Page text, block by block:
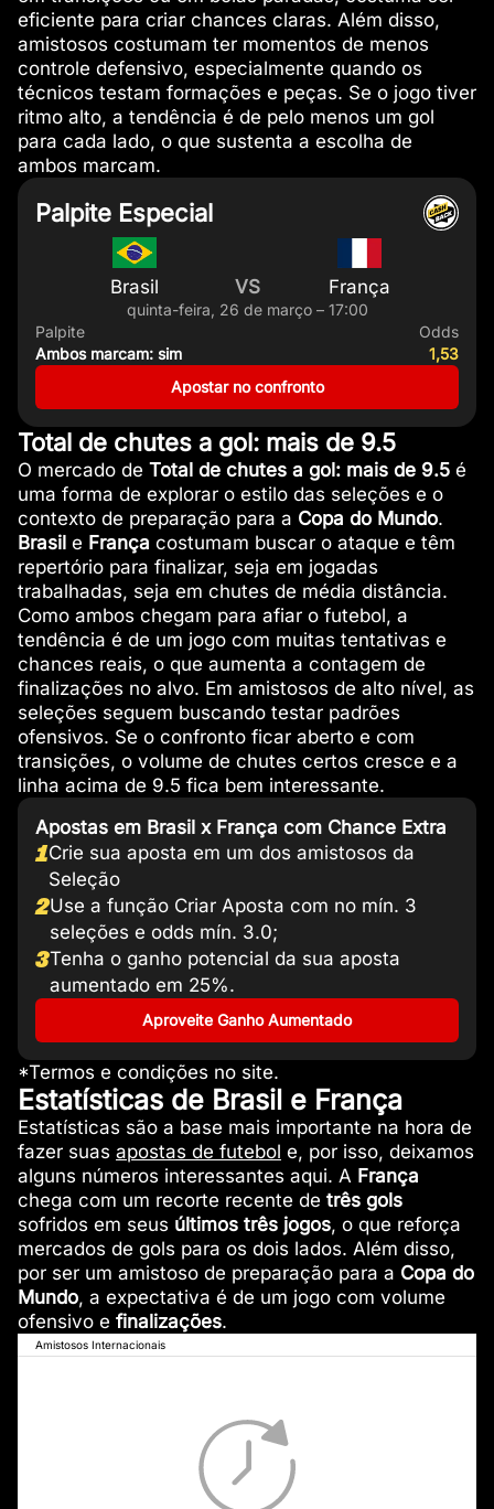
eficiente para criar chances claras. Além disso,
amistosos costumam ter momentos de menos
controle defensivo, especialmente quando os
técnicos testam formações e peças. Se o jogo tiver
ritmo alto, a tendência é de pelo menos um gol
para cada lado, o que sustenta a escolha de
ambos marcam.
Palpite Especial
Brasil VS França
quinta-feira, 26 de março – 17:00
Palpite
Ambos marcam: sim
Odds
1,53
Apostar no confronto
Total de chutes a gol: mais de 9.5
O mercado de Total de chutes a gol: mais de 9.5é
uma forma de explorar o estilo das seleções e o
contexto de preparação para a Copa do Mundo.
Brasil e França costumam buscar o ataque e têm
repertório para finalizar, seja em jogadas
trabalhadas, seja em chutes de média distância.
Como ambos chegam para afiar o futebol, a
tendência é de um jogo com muitas tentativas e
chances reais, o que aumenta a contagem de
finalizações no alvo. Em amistosos de alto nível, as
seleções seguem buscando testar padrões
ofensivos. Se o confronto ficar aberto e com
transições, o volume de chutes certos cresce e a
linha acima de 9.5 fica bem interessante.
Apostas em Brasil x França com Chance Extra
1Crie sua aposta em um dos amistosos da
Seleção
2Use a função Criar Aposta com no mín. 3
seleções e odds mín. 3.0;
3Tenha o ganho potencial da sua aposta
aumentado em 25%.
Aproveite Ganho Aumentado
*Termos e condições no site.
Estatísticas de Brasil e França
Estatísticas são a base mais importante na hora de
fazer suas apostas de futebol e, por isso, deixamos
alguns números interessantes aqui. A França
chega com um recorte recente de três gols
sofridos em seus últimos três jogos, o que reforça
mercados de gols para os dois lados. Além disso,
por ser um amistoso de preparação para a Copa do
Mundo, a expectativa é de um jogo com volume
ofensivo e finalizações.
Amistosos Internacionais